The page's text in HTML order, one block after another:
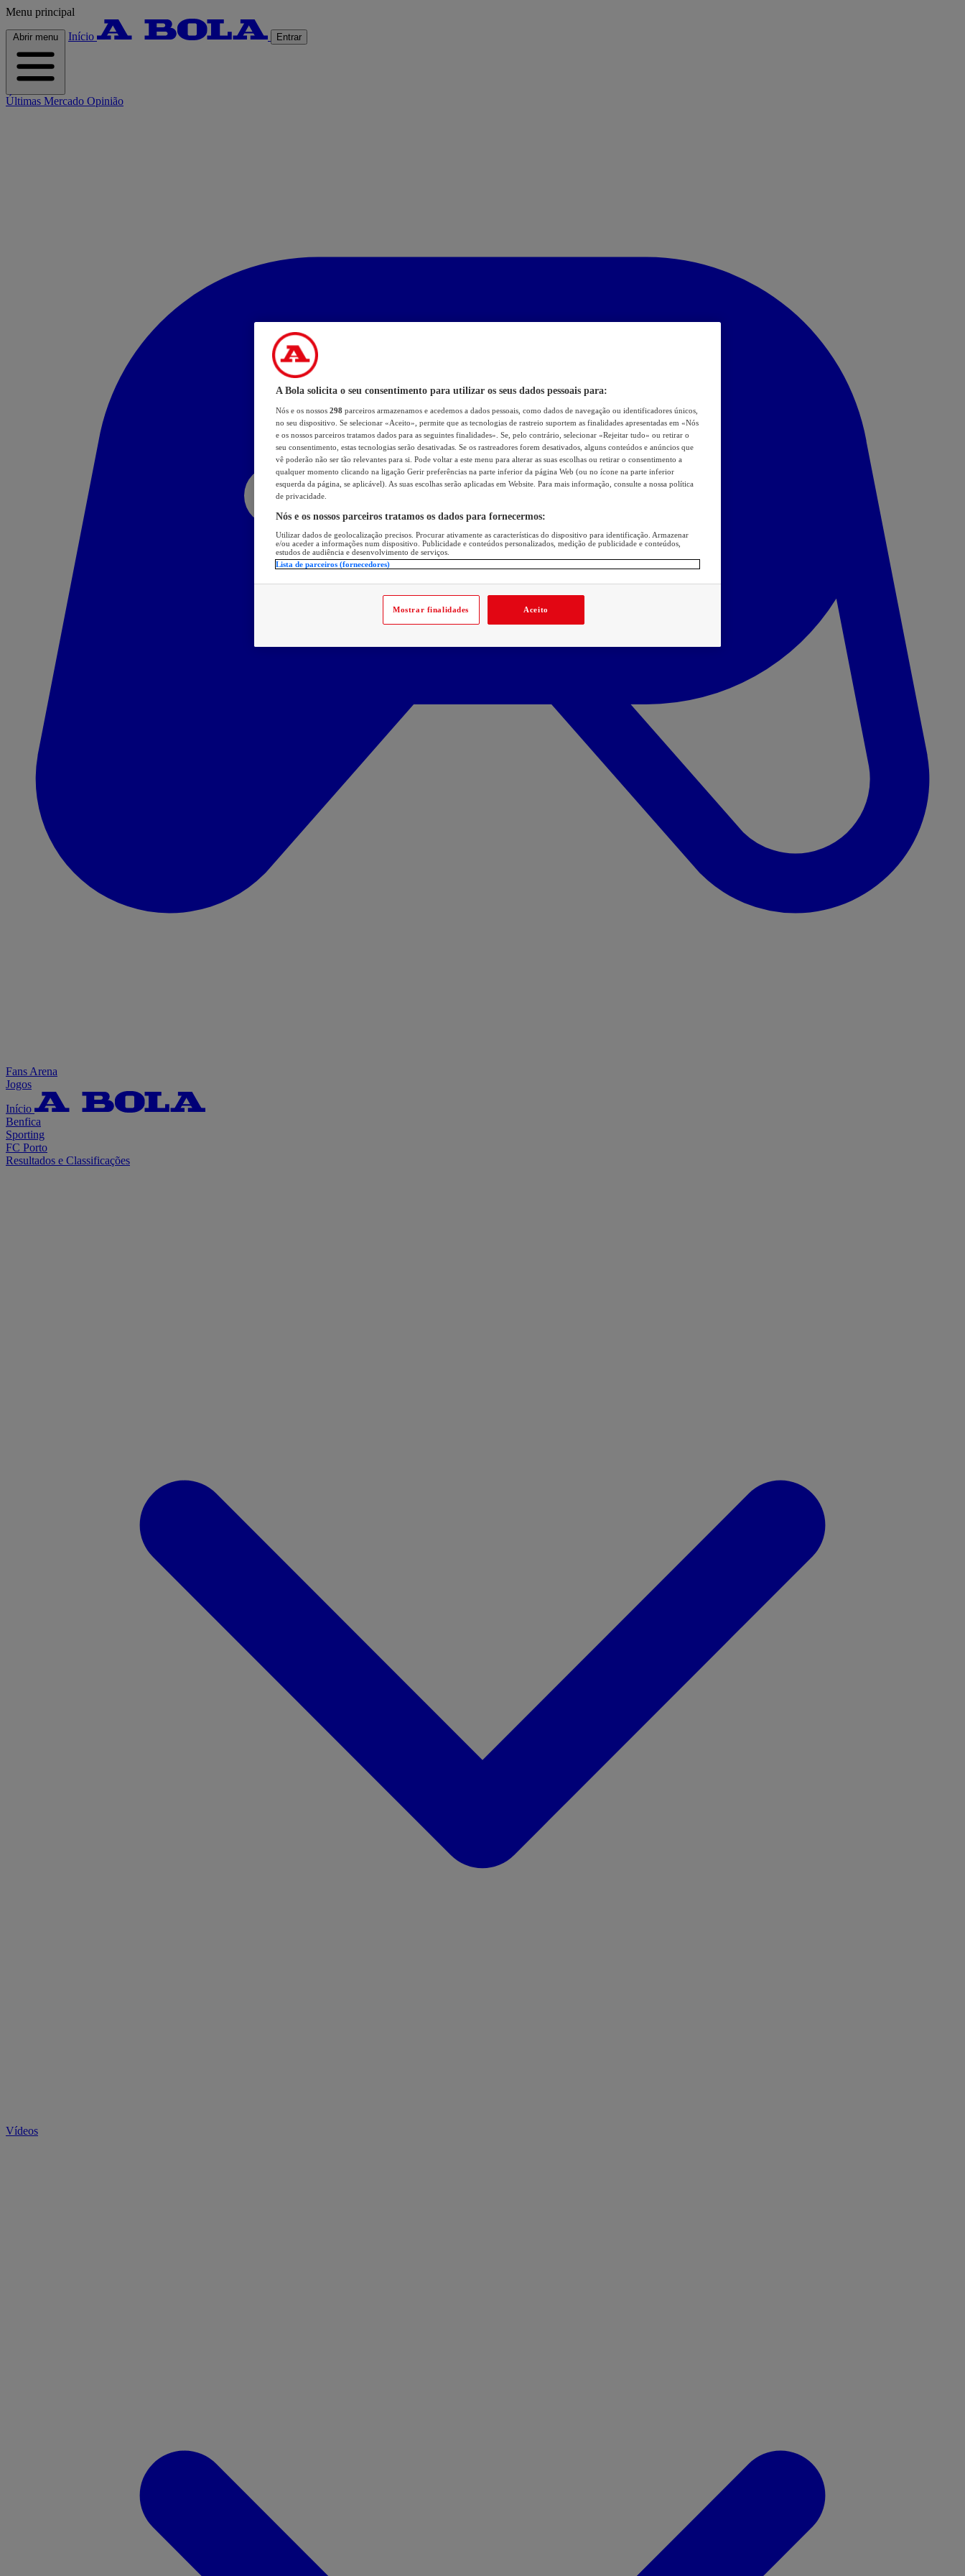
Menu principal
Abrir menu Início Entrar
Últimas Mercado Opinião
Fans Arena
Jogos
Início
Benfica
Sporting
FC Porto
Resultados e Classificações
Vídeos
A Bola solicita o seu consentimento para utilizar os seus dados pessoais para:
Nós e os nossos 298 parceiros armazenamos e acedemos a dados pessoais, como dados de navegação ou identificadores únicos,
no seu dispositivo. Se selecionar «Aceito», permite que as tecnologias de rastreio suportem as finalidades apresentadas em «Nós
e os nossos parceiros tratamos dados para as seguintes finalidades». Se, pelo contrário, selecionar «Rejeitar tudo» ou retirar o
seu consentimento, estas tecnologias serão desativadas. Se os rastreadores forem desativados, alguns conteúdos e anúncios que
vê poderão não ser tão relevantes para si. Pode voltar a este menu para alterar as suas escolhas ou retirar o consentimento a
qualquer momento clicando na ligação Gerir preferências na parte inferior da página Web (ou no ícone na parte inferior
esquerda da página, se aplicável). As suas escolhas serão aplicadas em Website. Para mais informação, consulte a nossa política
de privacidade.
Nós e os nossos parceiros tratamos os dados para fornecermos:
Utilizar dados de geolocalização precisos. Procurar ativamente as características do dispositivo para identificação. Armazenar
e/ou aceder a informações num dispositivo. Publicidade e conteúdos personalizados, medição de publicidade e conteúdos,
estudos de audiência e desenvolvimento de serviços.
Lista de parceiros (fornecedores)
Mostrar finalidades Aceito